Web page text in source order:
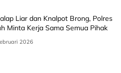
Liar dan Knalpot Brong, Polres
Minta Kerja Sama Semua Pihak
2026